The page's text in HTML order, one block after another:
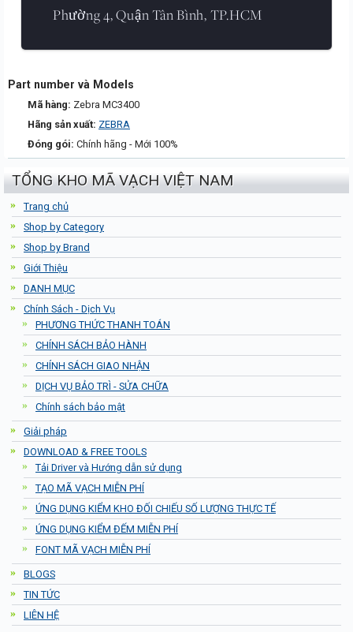
Phường 4, Quận Tân Bình, TP.HCM
Part number và Models
Mã hàng: Zebra MC3400
Hãng sản xuất: ZEBRA
Đóng gói: Chính hãng - Mới 100%
TỔNG KHO MÃ VẠCH VIỆT NAM
Trang chủ
Shop by Category
Shop by Brand
Giới Thiệu
DANH MỤC
Chính Sách - Dịch Vụ
PHƯƠNG THỨC THANH TOÁN
CHÍNH SÁCH BẢO HÀNH
CHÍNH SÁCH GIAO NHẬN
DỊCH VỤ BẢO TRÌ - SỬA CHỮA
Chính sách bảo mật
Giải pháp
DOWNLOAD & FREE TOOLS
Tải Driver và Hướng dẫn sử dụng
TẠO MÃ VẠCH MIỄN PHÍ
ỨNG DỤNG KIỂM KHO ĐỐI CHIẾU SỐ LƯỢNG THỰC TẾ
ỨNG DỤNG KIỂM ĐẾM MIỄN PHÍ
FONT MÃ VẠCH MIỄN PHÍ
BLOGS
TIN TỨC
LIÊN HỆ